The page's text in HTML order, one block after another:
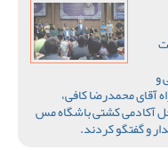
ساعت
و
محمدرضا کافی،
آکادمی کشتی باشگاه مس
و گفتگو کردند.